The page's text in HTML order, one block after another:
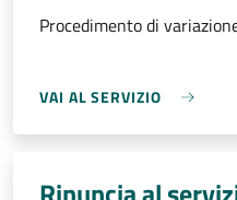
Procedimento di
VAI AL SERVIZIO